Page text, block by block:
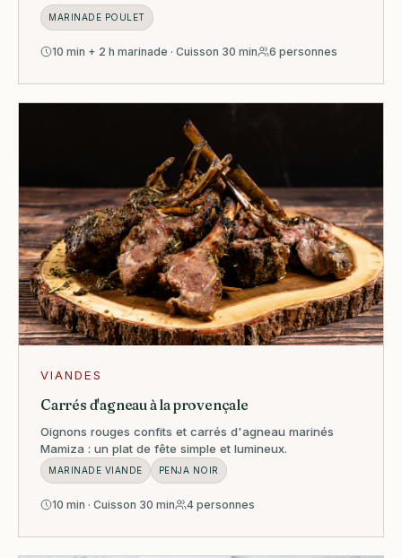
MARINADE POULET
10 min + 2 h marinade · Cuisson 30 min 6 personnes
VIANDES
Carrés d'agneau à la provençale
Oignons rouges confits et carrés d'agneau marinés
Mamiza : un plat de fête simple et lumineux.
MARINADE VIANDE PENJA NOIR
10 min · Cuisson 30 min 4 personnes